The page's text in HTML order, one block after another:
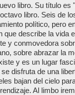
libro. Su título es
libro. Seis de
político, pero
que describe la vida
y conmovedora
sobre abrazar la
y es un lugar
disfruta de una
bajan del cielo
Al limbo